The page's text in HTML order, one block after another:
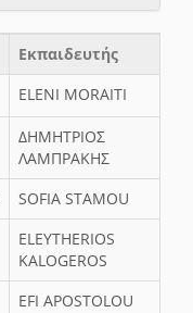
Εκπαιδευτής
ELENI MORAITI
ΔΗΜΗΤΡΙΟΣ
ΛΑΜΠΡΑΚΗΣ
SOFIA STAMOU
ELEYTHERIOS
KALOGEROS
EFI APOSTOLOU